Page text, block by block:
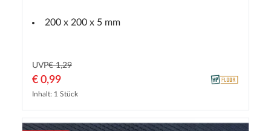
200 x 200 x 5 mm
UVP€ 1,29
€ 0,99
Inhalt: 1 Stück